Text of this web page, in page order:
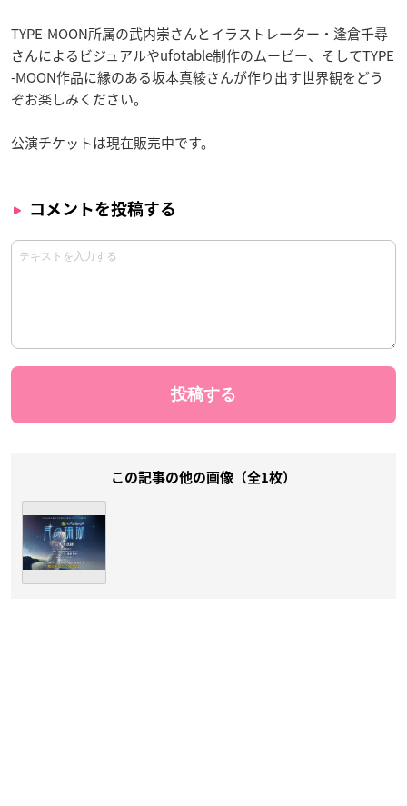
TYPE-MOON所属の武内崇さんとイラストレーター・逢倉千尋
さんによるビジュアルやufotable制作のムービー、そしてTYPE
-MOON作品に縁のある坂本真綾さんが作り出す世界観をどう
ぞお楽しみください。
公演チケットは現在販売中です。
コメントを投稿する
この記事の他の画像（全1枚）